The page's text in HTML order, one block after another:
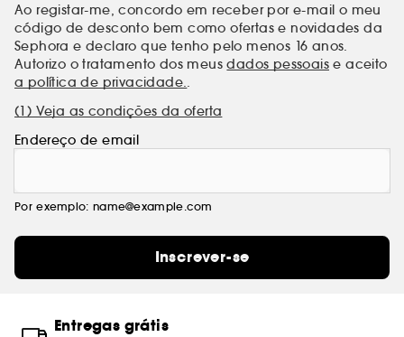
Ao registar-me, concordo em receber por e-mail o meu
código de desconto bem como ofertas e novidades da
Sephora e declaro que tenho pelo menos 16 anos.
Autorizo o tratamento dos meusdados pessoais e aceito
a política de privacidade.
(1) Veja as condições da oferta
Endereço de email
Por exemplo: name@example.com
Inscrever-se
Entregas grátis